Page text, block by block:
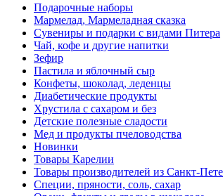
Подарочные наборы
Мармелад, Мармеладная сказка
Сувениры и подарки с видами Питера
Чай, кофе и другие напитки
Зефир
Пастила и яблочный сыр
Конфеты, шоколад, леденцы
Диабетические продукты
Хрустила с сахаром и без
Детские полезные сладости
Мед и продукты пчеловодства
Новинки
Товары Карелии
Товары производителей из Санкт-
Специи, пряности, соль, сахар